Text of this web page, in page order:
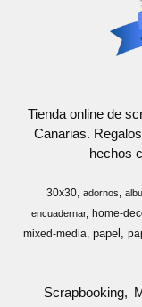
Tienda online de
Canarias.
hechos
30x30 adornos
encuadernar home-
mixed-media papel
Scrapbooking